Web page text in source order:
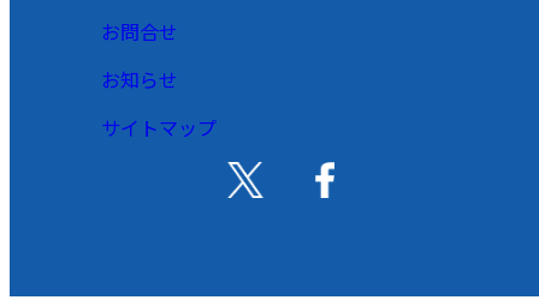
お問合せ
お知らせ
サイトマップ